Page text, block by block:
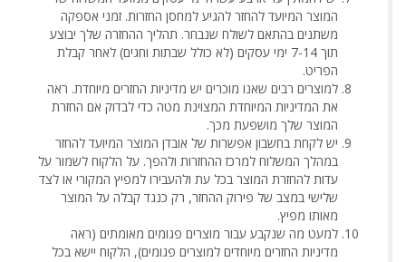
המוצר המיועד להחזר להגיע למחסן החזרות. זמני אספקה
משתנים בהתאם לשולח שנבחר. תהליך ההחזרה שלך יבוצע
תוך 7-14 ימי עסקים (לא כולל שבתות וחגים) לאחר קבלת
הפריט.
למוצרים רבים שאנו מוכרים יש מדיניות החזרים מיוחדת. ראה
את המדיניות המיוחדת המצוינת מטה כדי לבדוק אם החזרת
המוצר שלך מושפעת מכך.
יש לקחת בחשבון אפשרות של אובדן המוצר המיועד להחזר
במהלך המשלוח למרכז ההחזרות ולהפך. על הלקוח לשמור על
עדות להחזרת המוצר בכל עת ולהעבירו למפיץ המקורי או לצד
שלישי במצב של פירוק ההחזר, רק כנגד קבלה על המוצר
מאותו מפיץ.
למעט מה שנקבע עבור מוצרים פגומים מאומתים (ראה
מדיניות החזרים מיוחדים למוצרים פגומים), הלקוח יישא בכל